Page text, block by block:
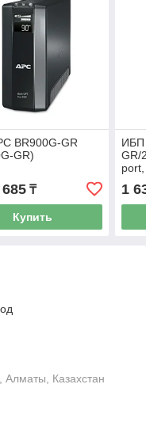
BR900G-GR
GR)
₸
Купить
ИБП
GR/
1
Казахстан